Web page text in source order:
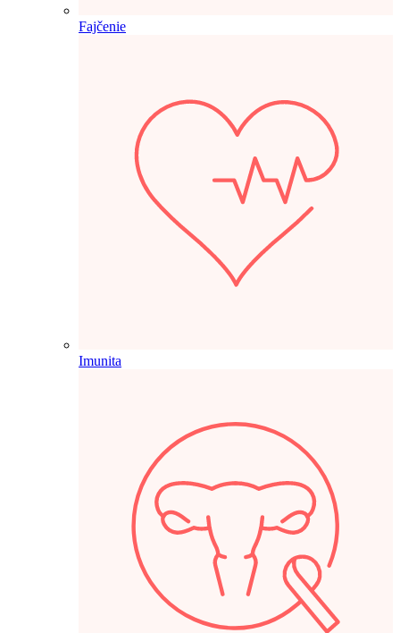
Fajčenie
Imunita